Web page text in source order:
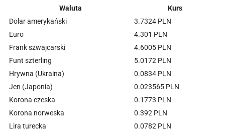
Waluta
Kurs
Dolar amerykański
3.7324 PLN
Euro
4.301 PLN
Frank szwajcarski
4.6005 PLN
Funt szterling
5.0172 PLN
Hrywna (Ukraina)
0.0834 PLN
Jen (Japonia)
0.023565 PLN
Korona czeska
0.1773 PLN
Korona norweska
0.392 PLN
Lira turecka
0.0782 PLN